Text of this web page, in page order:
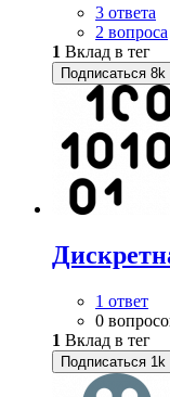
3 ответа
2 вопроса
1 Вклад в тег
Подписаться 8k
1 ответ
0
1 Вклад в тег
Подписаться 1k